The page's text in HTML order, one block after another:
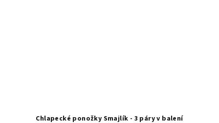
Chlapecké ponožky Smajlík - 3 páry v balení